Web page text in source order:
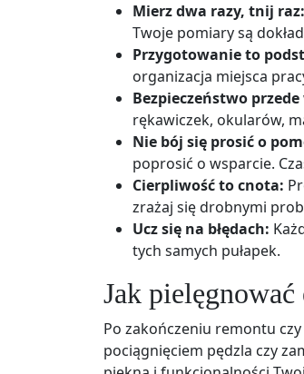
Mierz dwa razy, tnij raz:
Twoje pomiary są
Przygotowanie to
organizacja miejsca
Bezpieczeństwo
rękawiczek, okularów,
Nie bój się prosić o
poprosić o wsparcie.
Cierpliwość to cnota:
zrażaj się drobnymi
Ucz się na błędach:
tych samych pułapek.
Jak
Po zakończeniu remontu
pociągnięciem pędzla czy